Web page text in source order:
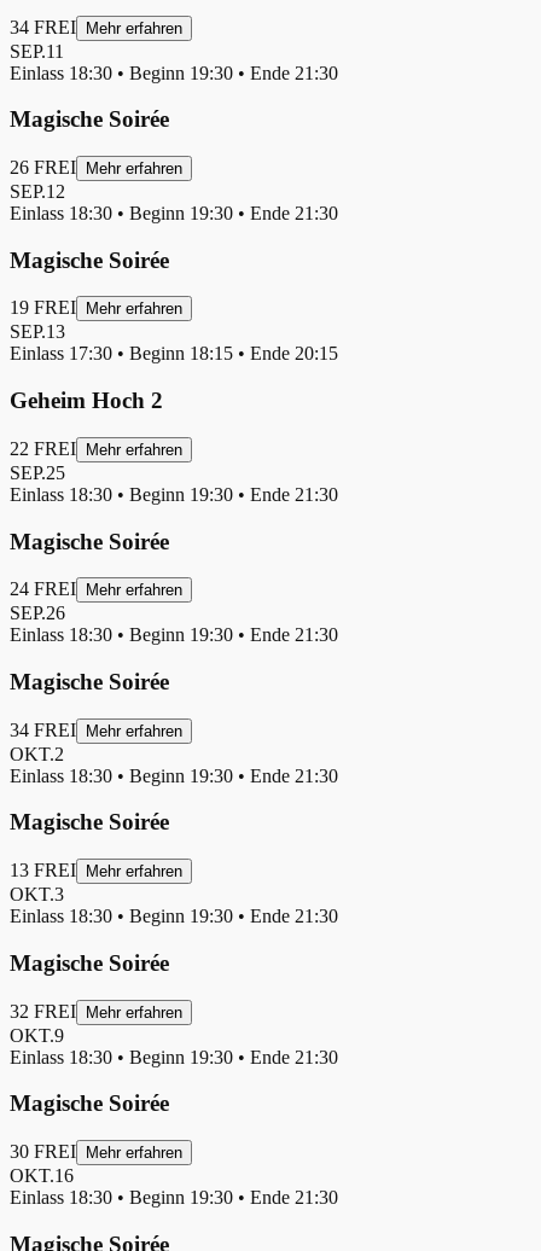
34 FREI Mehr erfahren
SEP.11
Einlass 18:30 • Beginn 19:30 • Ende 21:30
Magische Soirée
26 FREI Mehr erfahren
SEP.12
Einlass 18:30 • Beginn 19:30 • Ende 21:30
Magische Soirée
19 FREI Mehr erfahren
SEP.13
Einlass 17:30 • Beginn 18:15 • Ende 20:15
Geheim Hoch 2
22 FREI Mehr erfahren
SEP.25
Einlass 18:30 • Beginn 19:30 • Ende 21:30
Magische Soirée
24 FREI Mehr erfahren
SEP.26
Einlass 18:30 • Beginn 19:30 • Ende 21:30
Magische Soirée
34 FREI Mehr erfahren
OKT.2
Einlass 18:30 • Beginn 19:30 • Ende 21:30
Magische Soirée
13 FREI Mehr erfahren
OKT.3
Einlass 18:30 • Beginn 19:30 • Ende 21:30
Magische Soirée
32 FREI Mehr erfahren
OKT.9
Einlass 18:30 • Beginn 19:30 • Ende 21:30
Magische Soirée
30 FREI Mehr erfahren
OKT.16
Einlass 18:30 • Beginn 19:30 • Ende 21:30
Magische Soirée